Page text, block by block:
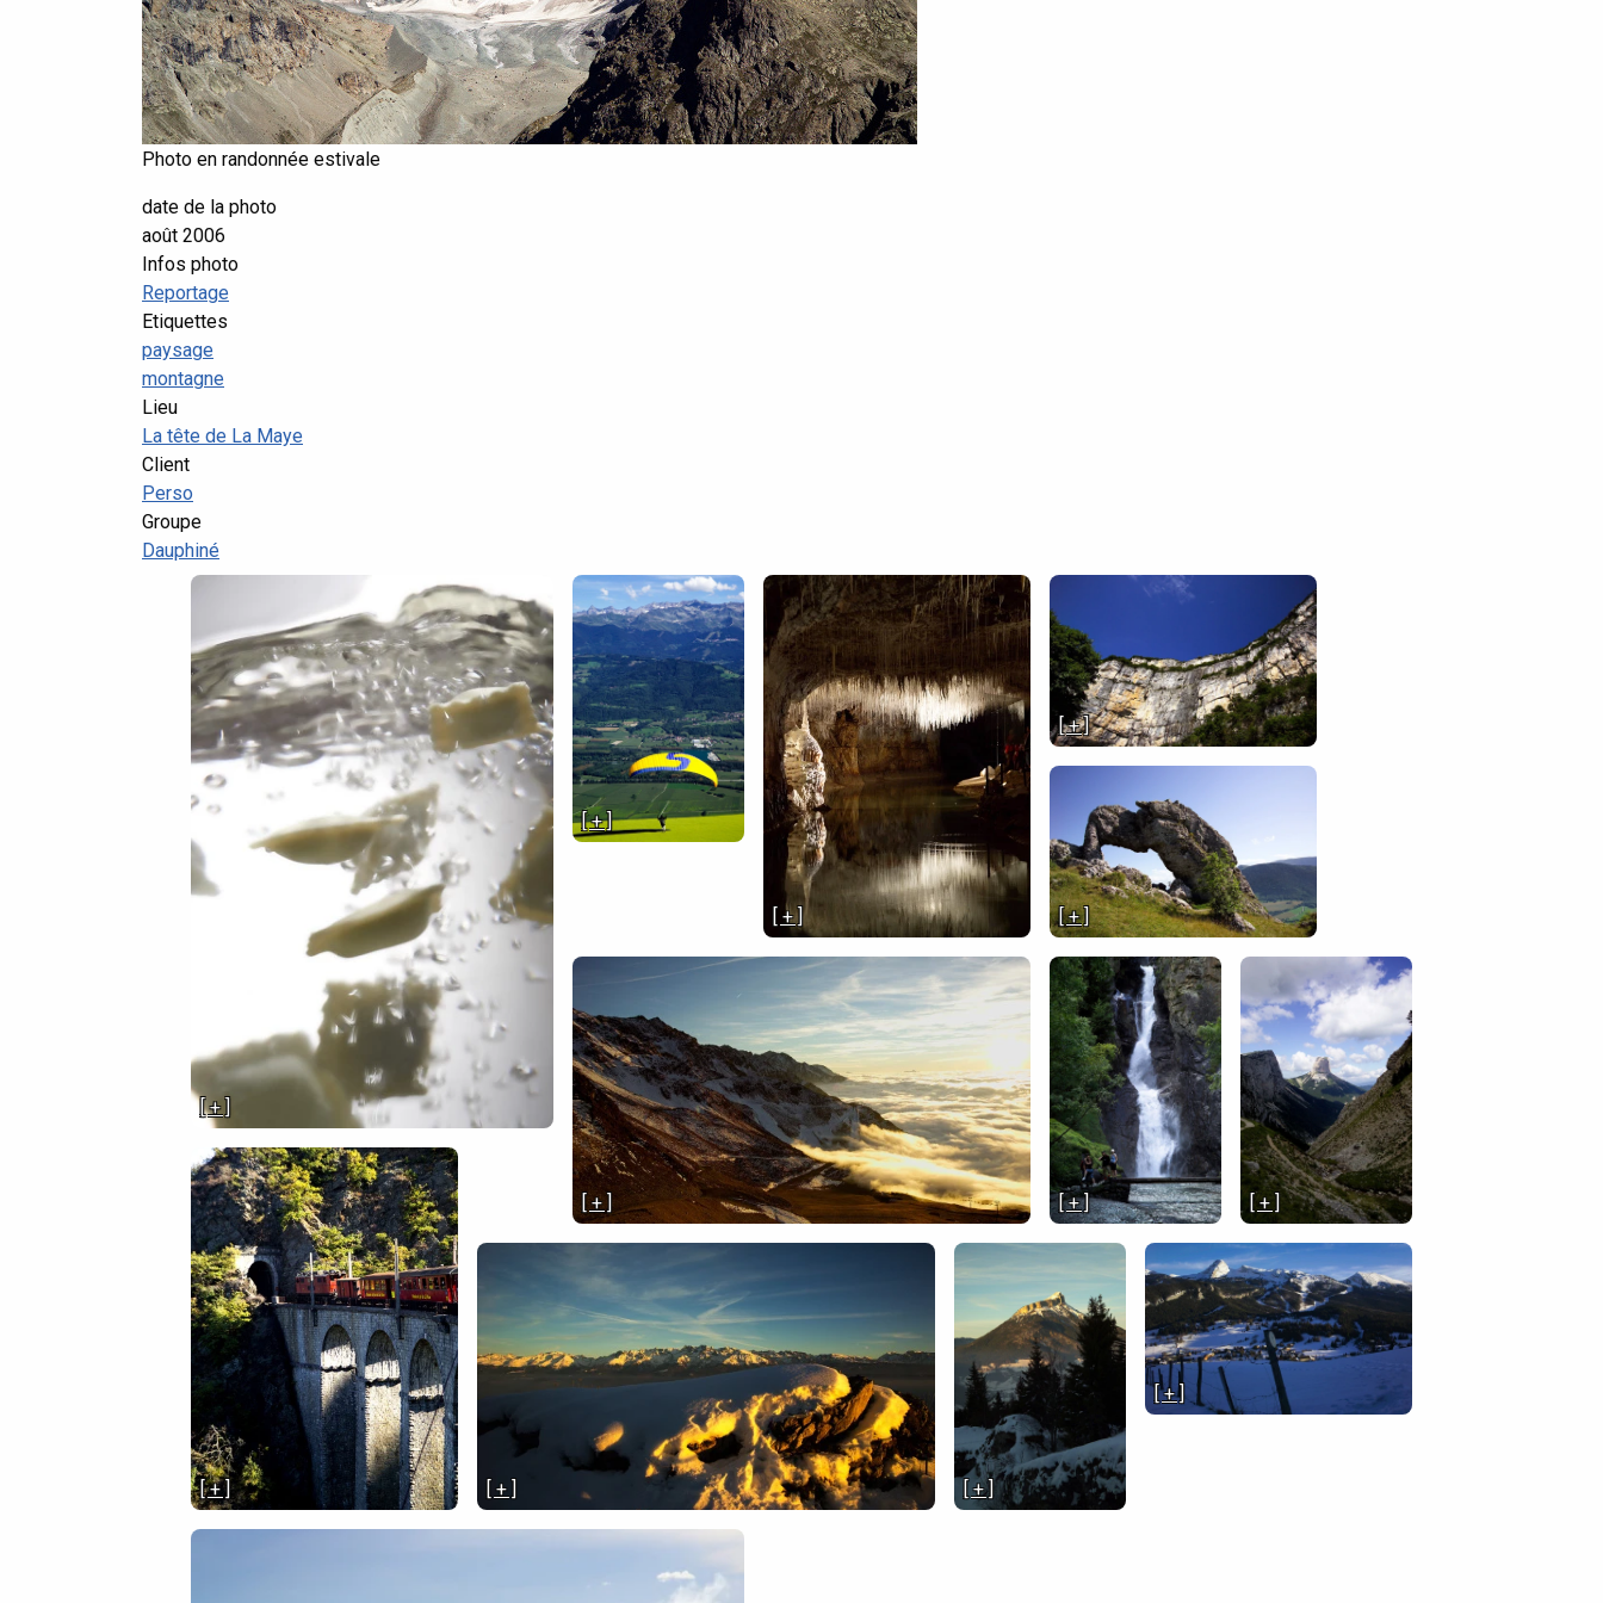
Photo en randonnée estivale
date de la photo
août 2006
Infos photo
Reportage
Etiquettes
paysage
montagne
Lieu
La tête de La Maye
Client
Perso
Groupe
Dauphiné
[ + ]
[ + ]
[ + ]
[ + ]
[ + ]
[ + ] [ + ] [ + ]
[ + ] [ + ] [ + ]
[ + ]